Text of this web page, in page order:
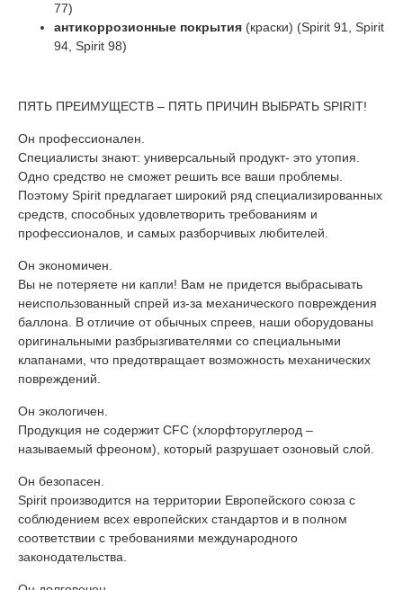
77)
антикоррозионные покрытия (краски) (Spirit 91, Spirit
94, Spirit 98)
ПЯТЬ ПРЕИМУЩЕСТВ – ПЯТЬ ПРИЧИН ВЫБРАТЬ SPIRIT!
Он профессионален.
Специалисты знают: универсальный продукт- это утопия.
Одно средство не сможет решить все ваши проблемы.
Поэтому Spirit предлагает широкий ряд специализированных
средств, способных удовлетворить требованиям и
профессионалов, и самых разборчивых любителей.
Он экономичен.
Вы не потеряете ни капли! Вам не придется выбрасывать
неиспользованный спрей из-за механического повреждения
баллона. В отличие от обычных спреев, наши оборудованы
оригинальными разбрызгивателями со специальными
клапанами, что предотвращает возможность механических
повреждений.
Он экологичен.
Продукция не содержит CFC (хлорфторуглерод –
называемый фреоном), который разрушает озоновый слой.
Он безопасен.
Spirit производится на территории Европейского союза с
соблюдением всех европейских стандартов и в полном
соответствии с требованиями международного
законодательства.